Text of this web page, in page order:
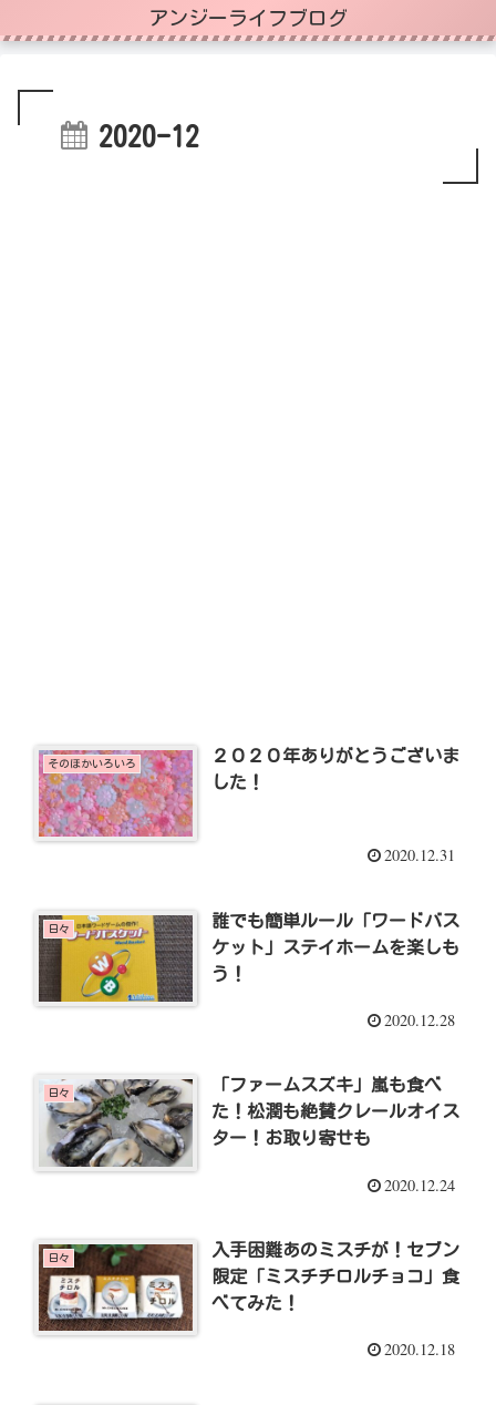
アンジーライフブログ
2020-12
そのほかいろいろ
２０２０年ありがとうございま
した！
2020.12.31
日々
誰でも簡単ルール「ワードバス
ケット」ステイホームを楽しも
う！
2020.12.28
日々
「ファームスズキ」嵐も食べ
た！松潤も絶賛クレールオイス
ター！お取り寄せも
2020.12.24
日々
入手困難あのミスチが！セブン
限定「ミスチチロルチョコ」食
べてみた！
2020.12.18